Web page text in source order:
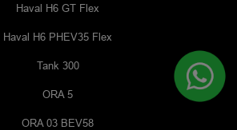
Haval H6 GT Flex
Haval H6 PHEV35 Flex
Tank 300
ORA 5
ORA 03 BEV58